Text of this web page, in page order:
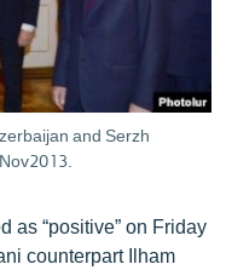
and Serzh
as “positive” on Friday
counterpart Ilham